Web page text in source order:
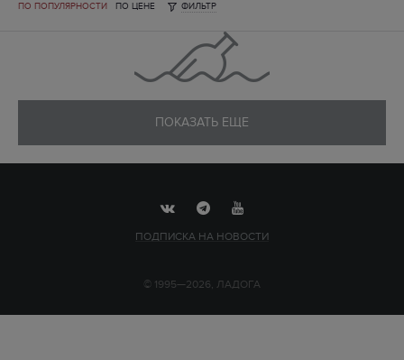
ПО ПОПУЛЯРНОСТИ ПО ЦЕНЕ ФИЛЬТР
ПОКАЗАТЬ ЕЩЕ
ПОДПИСКА НА НОВОСТИ
© 1995—2026, ЛАДОГА